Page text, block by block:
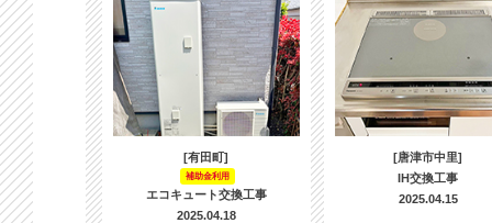
[有田町]
補助金利用
エコキュート交換工事
2025.04.18
[唐津市中里]
IH交換工事
2025.04.15